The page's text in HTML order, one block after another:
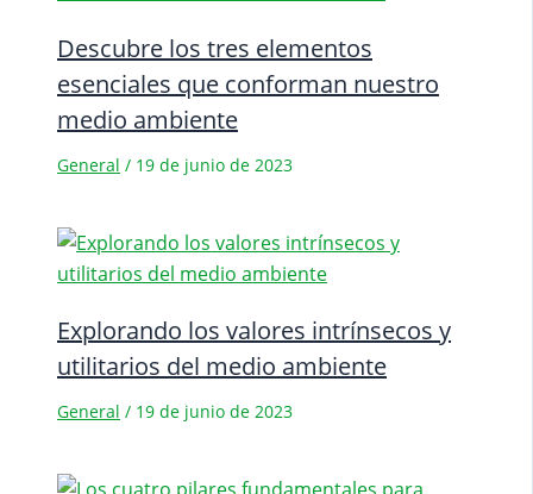
Descubre los tres elementos
esenciales que conforman nuestro
medio ambiente
General / 19 de junio de 2023
Explorando los valores intrínsecos y
utilitarios del medio ambiente
General / 19 de junio de 2023